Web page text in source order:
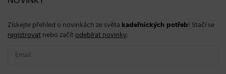
Získejte přehled o novinkách ze světa kadeřnických potřeb! Stačí se
registrovatnebo začítodebírat novinky: